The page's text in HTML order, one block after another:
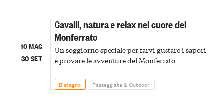
10 MAG
30 SET
Cavalli, natura e relax nel cuore del
Monferrato
Un soggiorno speciale per farvi gustare i sapori
e provare le avventure del Monferrato
Bistagno Passeggiate & Outdoor